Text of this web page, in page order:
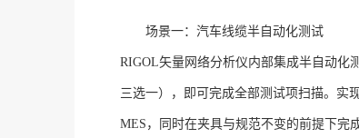
场景一：汽车线缆半自动化测试
RIGOL矢量网络分析仪内部集成半自动化
三选一），即可完成全部测试项扫描。实
MES，同时在夹具与规范不变的前提下完